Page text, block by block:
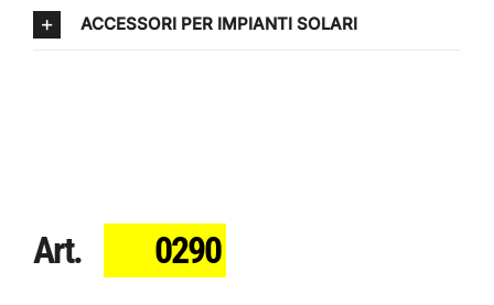
Art. 0290
ACCESSORI PER IMPIANTI SOLARI